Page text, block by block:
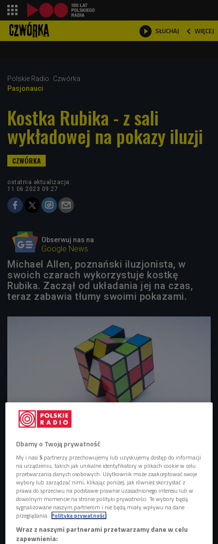
 SŁUCHAJ  WIĘCEJ

Polskie Radio
Czwórka
Pasjonauci
Kostka Rubika - z sali
wykładowej na pokazy iluzji
ostatnia aktualizacja:
11.06.2023 09:27
Obserwuj nas na
Google News
Michael Allen, poznański iluzjonista, w
swoich czarach wykorzystuje kostkę
Rubika. Zaczął od układania jej na czas,
teraz zabawia tłumy swoimi pokazami.
Okazuje się, że nawet niezwykle wyjątkową pasję można
zmienić w pracę. Michael Allen jakiś czas temu zaczął
układać kostkę Rubika, a dziś wykorzystuje ją podczas
swoich występów w lokalnym Muzeum Iluzji.
Historia kostki Rubika zaczęła się ponad pięć dekad temu,
gdy węgierski wykładowca architektury postanowił
pokazać swoim studentom czym jest przestrzeń
Dbamy o Twoją prywatność
My i nasi5 partnerzy przechowujemy lub uzyskujemy dostęp do informacji
na urządzeniu, takich jak unikalne identyfikatory w plikach cookie w celu
przetwarzania danych osobowych. Użytkownik może zaakceptować swoje
wybory lub zarządzać nimi, klikając poniżej, jak również skorzystać z
prawa do sprzeciwu na podstawie prawnie uzasadnionego interesu lub w
dowolnym momencie na stronie polityki prywatności. Te wybory będą
sygnalizowane naszym partnerom i nie będą miały wpływu na dane
przeglądania. Polityka prywatności
Wraz z naszymi partnerami przetwarzamy dane w celu
zapewnienia: